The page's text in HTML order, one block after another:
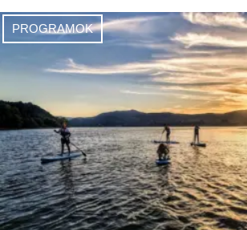
PROGRAMOK